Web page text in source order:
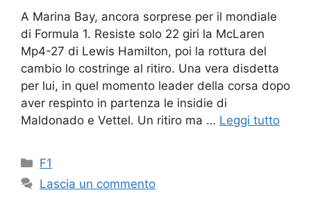
A Marina Bay, ancora sorprese per il mondiale
di Formula 1. Resiste solo 22 giri la McLaren
Mp4-27 di Lewis Hamilton, poi la rottura del
cambio lo costringe al ritiro. Una vera disdetta
per lui, in quel momento leader della corsa dopo
aver respinto in partenza le insidie di
Maldonado e Vettel. Un ritiro ma … Leggi tutto
Categorie
F1
Lascia un commento